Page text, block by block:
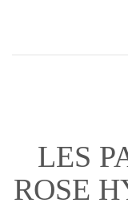
LES
ROSE